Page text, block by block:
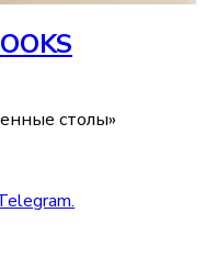
столы»